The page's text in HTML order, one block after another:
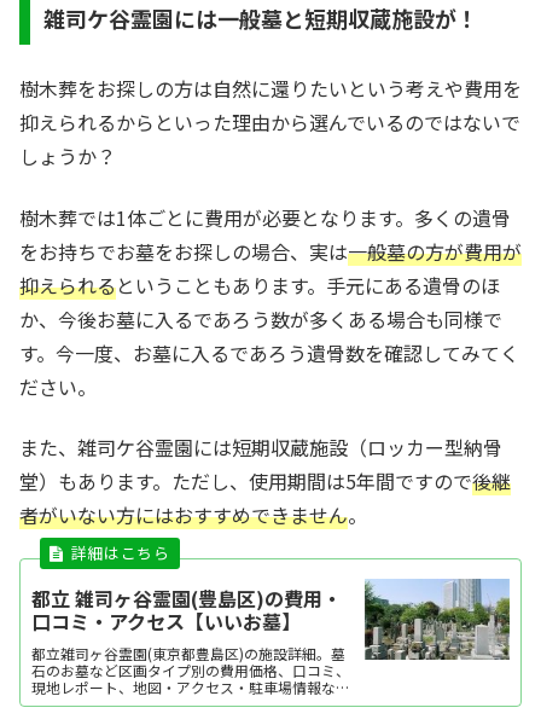
雑司ケ谷霊園には一般墓と短期収蔵施設が！
樹木葬をお探しの方は自然に還りたいという考えや費用を
抑えられるからといった理由から選んでいるのではないで
しょうか？
樹木葬では1体ごとに費用が必要となります。多くの遺骨
をお持ちでお墓をお探しの場合、実は一般墓の方が費用が
抑えられるということもあります。手元にある遺骨のほ
か、今後お墓に入るであろう数が多くある場合も同様で
す。今一度、お墓に入るであろう遺骨数を確認してみてく
ださい。
また、雑司ケ谷霊園には短期収蔵施設（ロッカー型納骨
堂）もあります。ただし、使用期間は5年間ですので後継
者がいない方にはおすすめできません。
都立 雑司ヶ谷霊園(豊島区)の費用・
口コミ・アクセス【いいお墓】
都立雑司ヶ谷霊園(東京都豊島区)の施設詳細。墓
石のお墓など区画タイプ別の費用価格、口コミ、
現地レポート、地図・アクセス・駐車場情報など
を掲載。霊園・墓地をお探しなら日本最大級のお